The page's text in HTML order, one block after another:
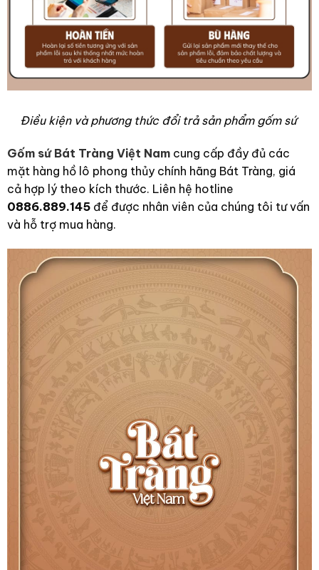
Điều kiện và phương thức đổi trả sản phẩm gốm sứ
Gốm sứ Bát Tràng Việt Nam cung cấp đầy đủ các
mặt hàng hồ lô phong thủy chính hãng Bát Tràng, giá
cả hợp lý theo kích thước. Liên hệ hotline
0886.889.145để được nhân viên của chúng tôi tư vấn
và hỗ trợ mua hàng.